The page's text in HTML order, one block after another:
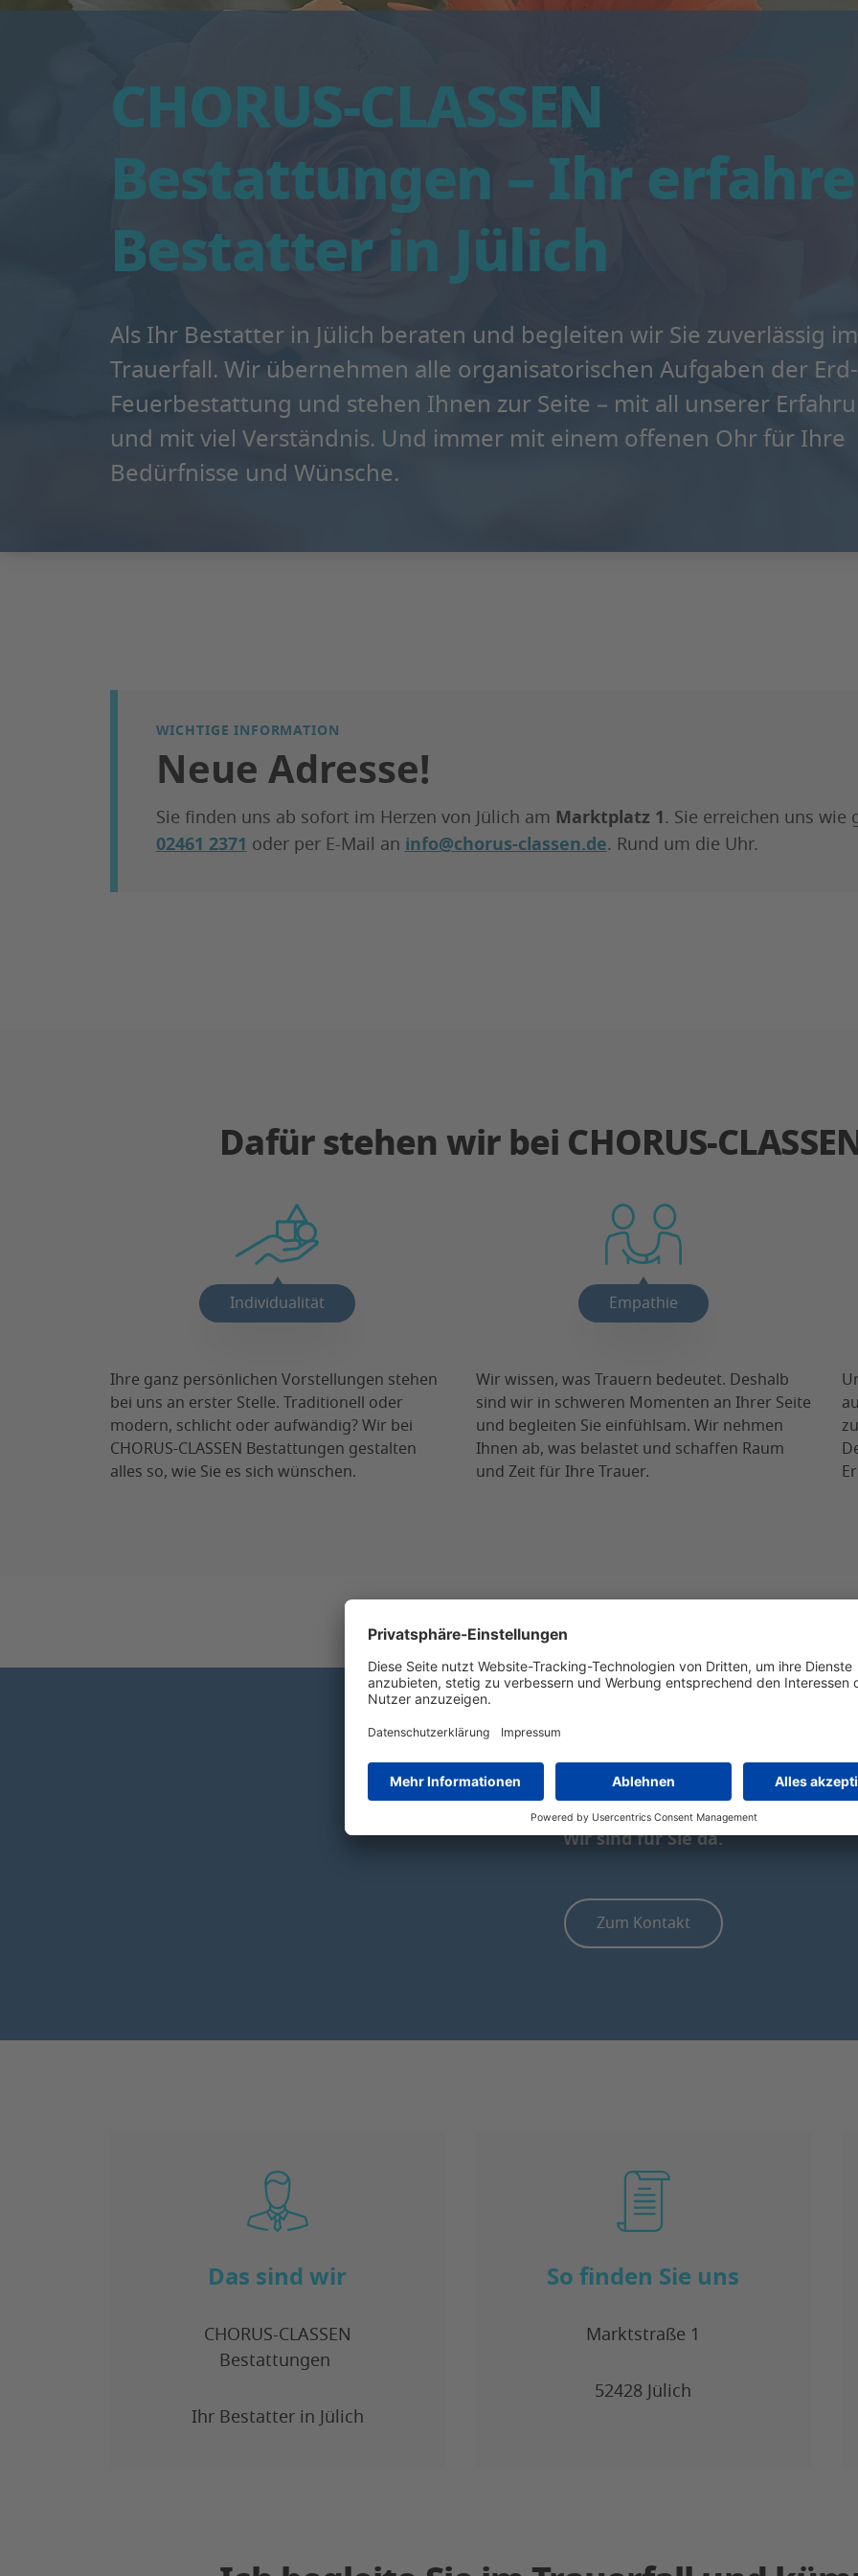
CHORUS-CLASSEN
Bestattungen – Ihr
Bestatter in Jülich
Als Ihr Bestatter in Jülich beraten und begleiten wir Sie zuverlässig im
Trauerfall. Wir übernehmen alle organisatorischen Aufgaben der
Feuerbestattung und stehen Ihnen zur Seite – mit all unserer
und mit viel Verständnis. Und immer mit einem offenen Ohr für Ihre
Bedürfnisse und Wünsche.
WICHTIGE INFORMATION
Neue Adresse!
Sie finden uns ab sofort im Herzen von Jülich am Marktplatz 1. Sie erreichen uns wie
02461 2371 oder per E-Mail an info@chorus-classen.de. Rund um die Uhr.
Dafür stehen wir bei CHORUS-
Individualität
Ihre ganz persönlichen Vorstellungen stehen
bei uns an erster Stelle. Traditionell oder
modern, schlicht oder aufwändig? Wir bei
CHORUS-CLASSEN Bestattungen gestalten
alles so, wie Sie es sich wünschen.
Empathie
Wir wissen, was Trauern bedeutet. Deshalb
sind wir in schweren Momenten an Ihrer Seite
und begleiten Sie einfühlsam. Wir nehmen
Ihnen ab, was belastet und schaffen Raum
und Zeit für Ihre Trauer.
Rufen Sie Tag und Nacht an
unter+49 (0) 2461 23 71
Wir sind für Sie da.
Zum Kontakt
Das sind wir
CHORUS-CLASSEN
Bestattungen
Ihr Bestatter in Jülich
So finden Sie uns
Marktstraße 1
52428 Jülich